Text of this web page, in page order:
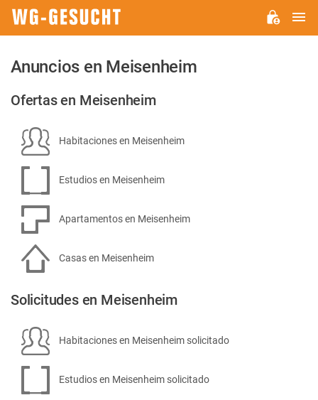
Anuncios en Meisenheim
Ofertas en Meisenheim
Habitaciones en Meisenheim
Estudios en Meisenheim
Apartamentos en Meisenheim
Casas en Meisenheim
Solicitudes en Meisenheim
Habitaciones en Meisenheim solicitado
Estudios en Meisenheim solicitado